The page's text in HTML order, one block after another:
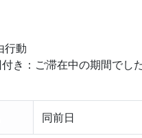
行動
き：ご滞在中の期間でし
同前日